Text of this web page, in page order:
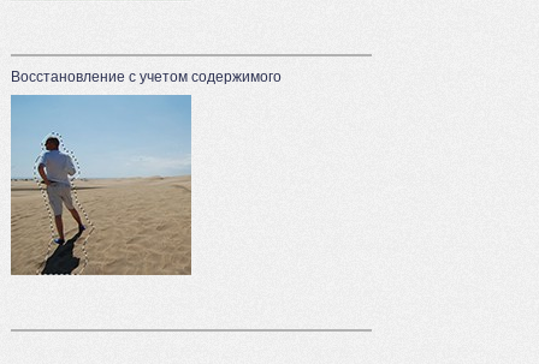
Восстановление с учетом содержимого